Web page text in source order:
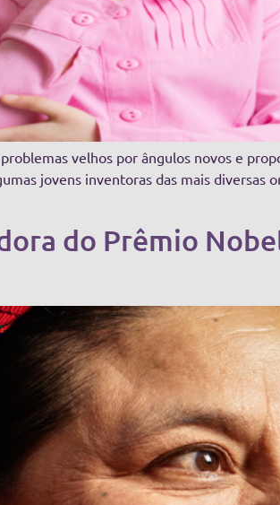
velhos por ângulos novos e
jovens inventoras das mais diversas
do Prêmio